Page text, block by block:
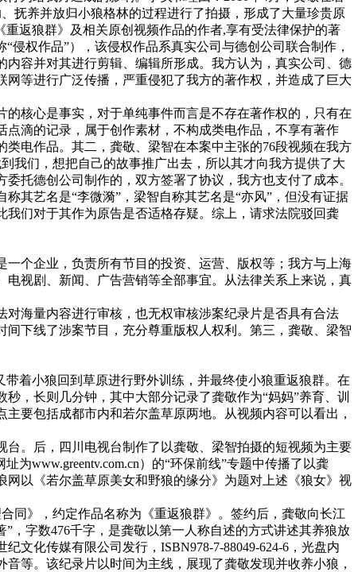
抚养并放归小狼格林的过程进行了拍摄，形成了大量珍贵原
返狼群》及相关原创视频作品的作者,享有受法律保护的著
权作品”），该侵权作品系真实公司与德创公司联合制作，
容并对其进行剪辑、编辑所形成。我方认为，真实公司、德
等进行广泛传播，严重侵犯了我方的著作权，并造成了巨大
核心是事实，对于单纯事件而言是不存在著作权的，只有在
滴的记录，属于创作素材，不构成类电作品，不享有著作
电作品。其二，龚敬、梁智在本案中主张的76段视频在我方
我们，想把自己的故事推广出去，所以其才向我方提供了大
托德创公司制作的，双方签署了协议，我方也支付了成本。
其艺名是“李微漪”，梁智自称其艺名是“亦风”，但没有证据
们对于其作为原告是否适格存疑。综上，请求法院驳回龚
个企业，负责所有节目的投资、运营、版权等；我方与上海
视剧、新闻、广告营销等全部事宜。从法律关系上来说，真
海量内容进行审核，也无权审核涉案纪录片是否具有合法
下线了涉案节目，充分尊重版权人权利。第三，龚敬、梁智
着小狼回到草原进行野外训练，并最终使小狼重返狼群。在
，长则几分钟，其中大部分记录了龚敬作为“妈妈”养育、训
要包括成都市内和若尔盖草原两地。从视频内容可以看出，
。后，四川电视台制作了以龚敬、梁智拍摄的短视频为主要
为www.greentv.com.cn）的“环保前线”专题中传播了以龚
以《若尔盖草原美女和野狼的缘分》为题对上述《狼女》视
同》，约定作品名称为《重返狼群》。签约后，龚敬向长江
，字数476千字，是龚敬以第一人称自述的方式讲述其养狼放
文化传媒有限公司发行，ISBN978-7-88049-624-6，光盘内
等。该纪录片以时间为主线，展现了龚敬发现并收养小狼，